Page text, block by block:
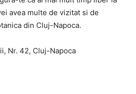
avea multe de vizitat si de
din Cluj-Napoca.
Nr. 42, Cluj-Napoca